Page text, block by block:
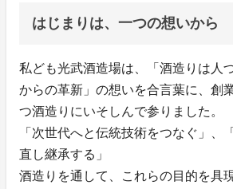
はじまりは、一つの想いから
私ども光武酒造場は、「酒造りは人
からの革新」の想いを合言葉に、創
つ酒造りにいそしんで参りました。
「次世代へと伝統技術をつなぐ」、
直し継承する」
酒造りを通して、これらの目的を具